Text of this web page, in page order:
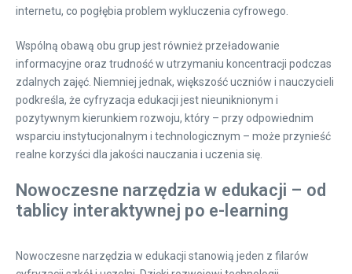
internetu, co pogłębia problem wykluczenia cyfrowego.
Wspólną obawą obu grup jest również przeładowanie
informacyjne oraz trudność w utrzymaniu koncentracji podczas
zdalnych zajęć. Niemniej jednak, większość uczniów i nauczycieli
podkreśla, że cyfryzacja edukacji jest nieuniknionym i
pozytywnym kierunkiem rozwoju, który – przy odpowiednim
wsparciu instytucjonalnym i technologicznym – może przynieść
realne korzyści dla jakości nauczania i uczenia się.
Nowoczesne narzędzia w edukacji – od
tablicy interaktywnej po e-learning
Nowoczesne narzędzia w edukacji stanowią jeden z filarów